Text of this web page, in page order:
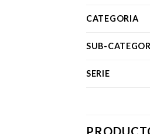
CATEGORIA
SUB-
SERIE